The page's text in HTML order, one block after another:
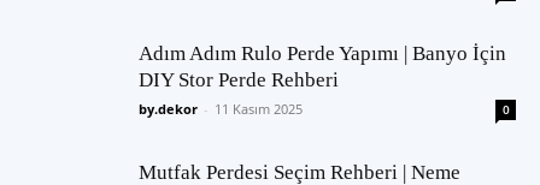
Adım Adım Rulo Perde Yapımı | Banyo İçin
DIY Stor Perde Rehberi
by.dekor - 11 Kasım 2025 0
Mutfak Perdesi Seçim Rehberi | Neme